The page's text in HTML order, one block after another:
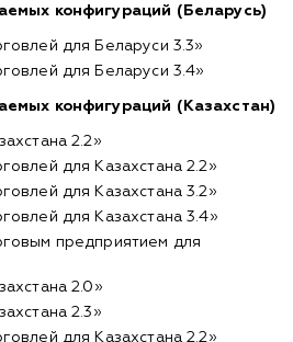
конфигураций (Беларусь)
для Беларуси 3.3»
для Беларуси 3.4»
конфигураций (Казахстан)
2.2»
для Казахстана 2.2»
для Казахстана 3.2»
для Казахстана 3.4»
предприятием для
2.0»
2.3»
для Казахстана 2.2»